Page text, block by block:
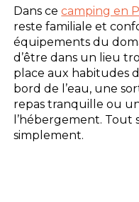
Dans cecamping en
reste familiale et
équipements du
d’être dans un lieu
place aux habitudes
bord de l’eau, une
repas tranquille ou
l’hébergement. Tout
simplement.